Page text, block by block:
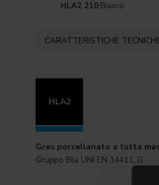
HLA2 210 Bianco
CARATTERISTICHE
HLA2
Gres porcellanato a tutta
Gruppo Bla UNI EN 14411_G